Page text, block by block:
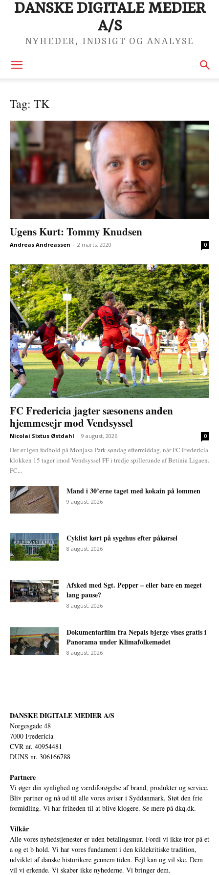
DANSKE DIGITALE MEDIER
A/S
NYHEDER, INDSIGT OG ANALYSE
Tag: TK
Ugens Kurt: Tommy Knudsen
Andreas Andreassen - 2 marts, 2020 0
FC Fredericia jagter sæsonens anden
hjemmesejr mod Vendsyssel
Nicolai Sixtus Østdahl - 9 august, 2026 0
Der er igen fodbold på Monjasa Park søndag eftermiddag, når FC Fredericia
klokken 15 tager imod Vendsyssel FF i tredje spillerunde af Betinia Ligaen.
FC...
Mand i 30’erne taget med kokain på lommen
9 august, 2026
Cyklist kørt på sygehus efter påkørsel
8 august, 2026
Afsked med Sgt. Pepper – eller bare en meget
lang pause?
8 august, 2026
Dokumentarfilm fra Nepals bjerge vises gratis i
Panorama under Klimafolkemødet
8 august, 2026
DANSKE DIGITALE MEDIER A/S
Norgesgade 48
7000 Fredericia
CVR nr. 40954481
DUNS nr. 306166788
Partnere
Vi øger din synlighed og værdiforøgelse af brand, produkter og service.
Bliv partner og nå ud til alle vores aviser i Syddanmark. Støt den frie
formidling. Vi har friheden til at blive klogere. Se mere på dkq.dk.
Vilkår
Alle vores nyhedstjenester er uden betalingsmur. Fordi vi ikke tror på et
a og et b hold. Vi har vores fundament i den kildekritiske tradition,
udviklet af danske historikere gennem tiden. Fejl kan og vil ske. Dem
vil vi erkende. Vi skaber ikke nyhederne. Vi bringer dem.